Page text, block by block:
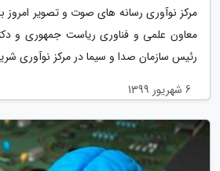
مرکز نوآوری رسانه های صوت و تصویر امروز
معاون علمی و فناوری ریاست جمهوری و
رئیس سازمان صدا و سیما در مرکز نوآوری
6 شهریور 1399